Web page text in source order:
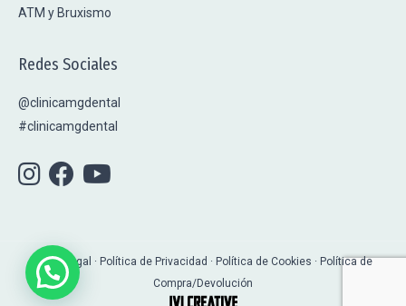
ATM y Bruxismo
Redes Sociales
@clinicamgdental
#clinicamgdental
Aviso Legal · Política de Privacidad · Política de Cookies · Política de
Compra/Devolución